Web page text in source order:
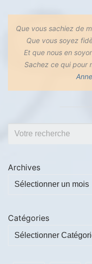
Que vous sachiez de
Que vous soyez
Et que nous en
Sachez ce qui pour
Archives
Catégories